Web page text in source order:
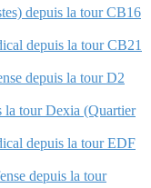
depuis la tour CB16
depuis la tour CB21
depuis la tour D2
la tour Dexia (Quartier
depuis la tour EDF
depuis la tour